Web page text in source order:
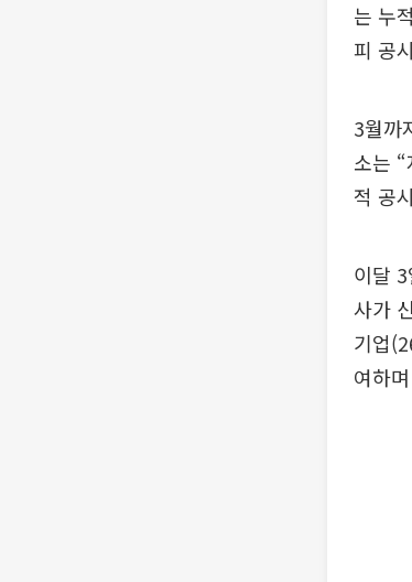
는 누
피 공
3월까
소는
적 공
이달
사가
기업
여하